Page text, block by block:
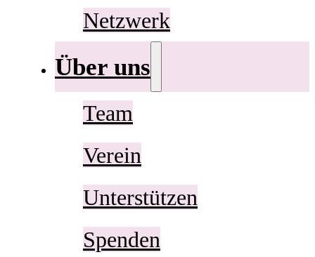
Netzwerk
Über uns
Team
Verein
Unterstützen
Spenden